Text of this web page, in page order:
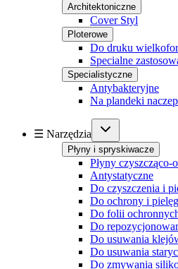
Architektoniczne
Cover Styl
Ploterowe
Do druku
Specialne
Specialistyczne
Antybakteryjne
Na plandeki naczep
☰ Narzędzia
Płyny i spryskiwacze
Płyny czyszcząco-
Antystatyczne
Do czyszczenia i
Do ochrony i
Do folii
Do
Do usuwania
Do usuwania
Do zmywania